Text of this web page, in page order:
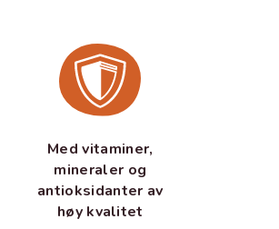
Med vitaminer,
mineraler og
antioksidanter av
høy kvalitet